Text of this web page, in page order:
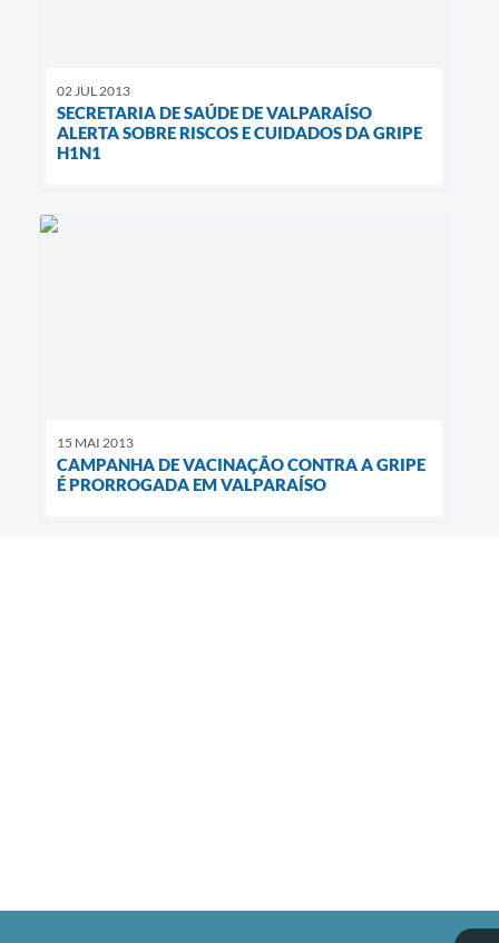
02 JUL 2013
SECRETARIA DE SAÚDE DE VALPARAÍSO
ALERTA SOBRE RISCOS E CUIDADOS DA GRIPE
H1N1
15 MAI 2013
CAMPANHA DE VACINAÇÃO CONTRA A GRIPE
É PRORROGADA EM VALPARAÍSO